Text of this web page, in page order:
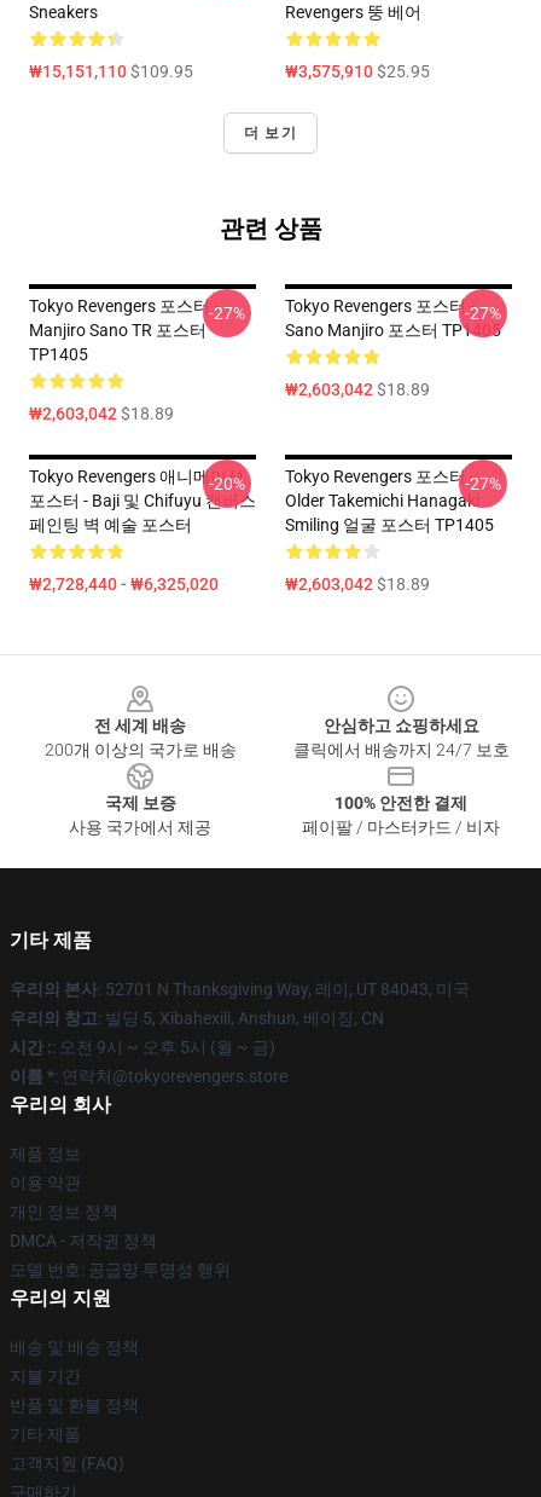
Sneakers
₩15,151,110$109.95
Revengers 뚱 베어
₩3,575,910$25.95
더 보기
관련 상품
Tokyo Revengers 포스터 -
Manjiro Sano TR 포스터
TP1405
₩2,603,042$18.89
-27%
Tokyo Revengers 포스터 -
Sano Manjiro 포스터 TP1405
₩2,603,042$18.89
-27%
Tokyo Revengers 애니메이션
포스터 - Baji 및 Chifuyu 캔버스
페인팅 벽 예술 포스터
₩2,728,440 - ₩6,325,020
-20%
Tokyo Revengers 포스터 -
Older Takemichi Hanagaki
Smiling 얼굴 포스터 TP1405
₩2,603,042$18.89
-27%
전 세계 배송
200개 이상의 국가로 배송
안심하고 쇼핑하세요
클릭에서 배송까지 24/7 보호
국제 보증
사용 국가에서 제공
100% 안전한 결제
페이팔 / 마스터카드 / 비자
기타 제품
우리의 본사: 52701 N Thanksgiving Way, 레이, UT 84043, 미국
우리의 창고: 빌딩 5, Xibahexili, Anshun, 베이징, CN
시간 :: 오전 9시 ~ 오후 5시 (월 ~ 금)
이름 *: 연락처@tokyorevengers.store
우리의 회사
제품 정보
이용 약관
개인 정보 정책
DMCA - 저작권 정책
모델 번호: 공급망 투명성 행위
우리의 지원
배송 및 배송 정책
지불 기간
반품 및 환불 정책
기타 제품
고객지원 (FAQ)
구매하기